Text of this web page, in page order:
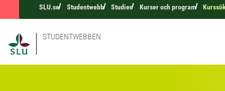
SLU.se Studentwebb Studier Kurser och program
STUDENTWEBBEN